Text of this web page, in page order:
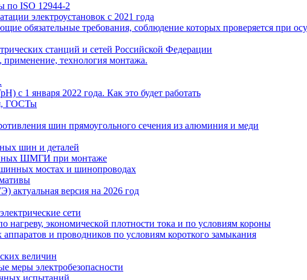
по ISO 12944-2
электроустановок с 2021 года
обязательные требования, соблюдение которых проверяется при
станций и сетей Российской Федерации
технология монтажа.
с 1 января 2022 года. Как это будет работать
ГОСТы
шин прямоугольного сечения из алюминия и меди
шин и деталей
ШМГИ при монтаже
мостах и шинопроводах
актуальная версия на 2026 год
сети
экономической плотности тока и по условиям короны
и проводников по условиям короткого замыкания
величин
меры электробезопасности
испытаний